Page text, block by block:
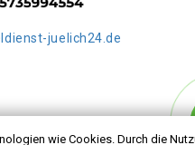
wie Cookies. Durch die
juelich24.de